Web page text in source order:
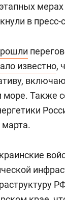
в пресс-
известно,
море. Также
марта.